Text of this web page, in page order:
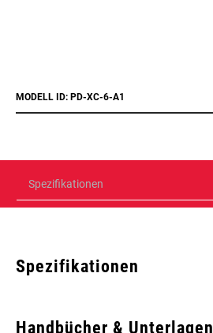
MODELL ID: PD-XC-6-A1
Spezifikationen
Spezifikationen
Handbücher & Unterlagen